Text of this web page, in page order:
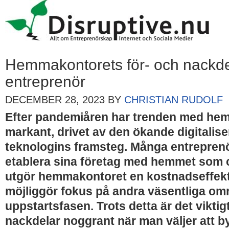
Hemmakontorets för- och
entreprenör
DECEMBER 28, 2023 BY CHRISTIAN RUDOLF
Efter pandemiåren har trenden med
markant, drivet av den ökande
teknologins framsteg. Många
etablera sina företag med hemmet som
utgör hemmakontoret en
möjliggör fokus på andra väsentliga
uppstartsfasen. Trots detta är det
nackdelar noggrant när man väljer att